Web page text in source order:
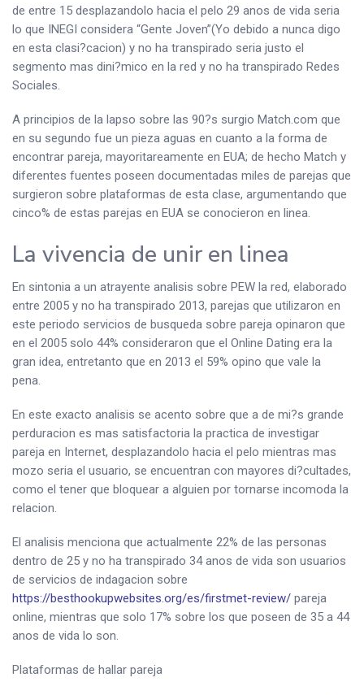
de entre 15 desplazandolo hacia el pelo 29 anos de vida seri­a
lo que INEGI considera “Gente Joven”(Yo debido a nunca digo
en esta clasi?cacion) y no ha transpirado seri­a justo el
segmento mas dini?mico en la red y no ha transpirado Redes
Sociales.
A principios de la lapso sobre las 90?s surgio Match.com que
en su segundo fue un pieza aguas en cuanto a la forma de
encontrar pareja, mayoritareamente en EUA; de hecho Match y
diferentes fuentes poseen documentadas miles de parejas que
surgieron sobre plataformas de esta clase, argumentando que
cinco% de estas parejas en EUA se conocieron en linea.
La vivencia de unir en linea
En sintonia a un atrayente analisis sobre PEW la red, elaborado
entre 2005 y no ha transpirado 2013, parejas que utilizaron en
este periodo servicios de busqueda sobre pareja opinaron que
en el 2005 solo 44% consideraron que el Online Dating era la
gran idea, entretanto que en 2013 el 59% opino que vale la
pena.
En este exacto analisis se acento sobre que a de mi?s grande
perduracion es mas satisfactoria la practica de investigar
pareja en Internet, desplazandolo hacia el pelo mientras mas
mozo seri­a el usuario, se encuentran con mayores di?cultades,
como el tener que bloquear a alguien por tornarse incomoda la
relacion.
El analisis menciona que actualmente 22% de las personas
dentro de 25 y no ha transpirado 34 anos de vida son usuarios
de servicios de indagacion sobre
https://besthookupwebsites.org/es/firstmet-review/ pareja
online, mientras que solo 17% sobre los que poseen de 35 a 44
anos de vida lo son.
Plataformas de hallar pareja